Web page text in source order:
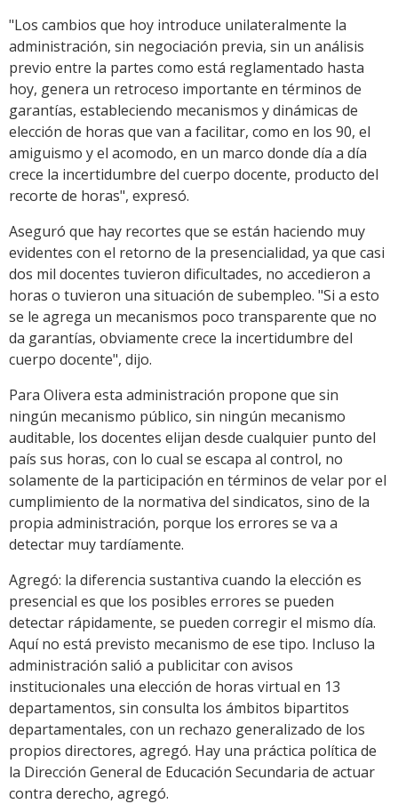
"Los cambios que hoy introduce unilateralmente la
administración, sin negociación previa, sin un análisis
previo entre la partes como está reglamentado hasta
hoy, genera un retroceso importante en términos de
garantías, estableciendo mecanismos y dinámicas de
elección de horas que van a facilitar, como en los 90, el
amiguismo y el acomodo, en un marco donde día a día
crece la incertidumbre del cuerpo docente, producto del
recorte de horas", expresó.
Aseguró que hay recortes que se están haciendo muy
evidentes con el retorno de la presencialidad, ya que casi
dos mil docentes tuvieron dificultades, no accedieron a
horas o tuvieron una situación de subempleo. "Si a esto
se le agrega un mecanismos poco transparente que no
da garantías, obviamente crece la incertidumbre del
cuerpo docente", dijo.
Para Olivera esta administración propone que sin
ningún mecanismo público, sin ningún mecanismo
auditable, los docentes elijan desde cualquier punto del
país sus horas, con lo cual se escapa al control, no
solamente de la participación en términos de velar por el
cumplimiento de la normativa del sindicatos, sino de la
propia administración, porque los errores se va a
detectar muy tardíamente.
Agregó: la diferencia sustantiva cuando la elección es
presencial es que los posibles errores se pueden
detectar rápidamente, se pueden corregir el mismo día.
Aquí no está previsto mecanismo de ese tipo. Incluso la
administración salió a publicitar con avisos
institucionales una elección de horas virtual en 13
departamentos, sin consulta los ámbitos bipartitos
departamentales, con un rechazo generalizado de los
propios directores, agregó. Hay una práctica política de
la Dirección General de Educación Secundaria de actuar
contra derecho, agregó.